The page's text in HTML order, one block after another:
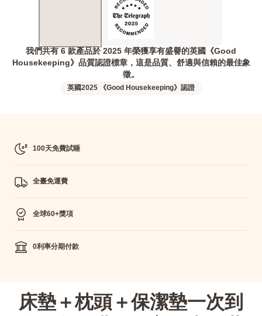
我們共有 6 款產品於 2025 年榮獲享有盛譽的英國《Good
Housekeeping》品質認證標章，這是品質、舒適與信賴的最佳象
徵。
英國2025 《Good Housekeeping》認證
100天免費試睡
全臺免運費
全球60+獎項
0利率分期付款
床墊＋枕頭＋保潔墊一次到